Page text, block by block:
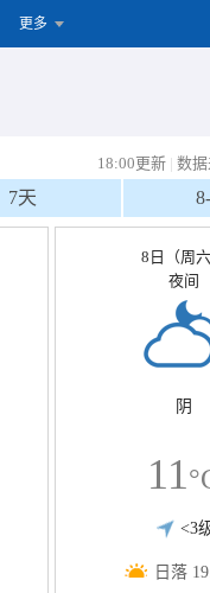
更多
18:00更新 | 数
7天
8日（周六
夜间
阴
11
<3
日落